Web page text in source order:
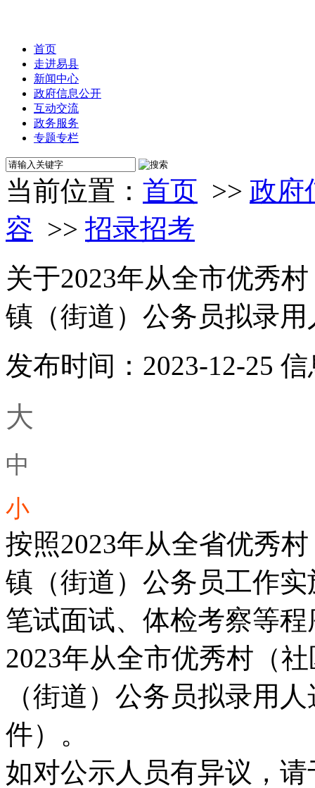
首页
走进易县
新闻中心
政府信息公开
互动交流
政务服务
专题专栏
当前位置： 首页 >> 政府
容 >> 招录招考
关于2023年从全市优秀
镇（街道）公务员拟录
发布时间：2023-12-25 信
大
中
小
按照2023年从全省优秀
镇（街道）公务员工作
笔试面试、体检考察等
2023年从全市优秀村（
（街道）公务员拟录用
件）。
如对公示人员有异议，